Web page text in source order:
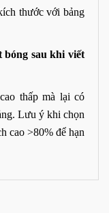
thước với bảng
bóng sau khi viết
thấp mà lại có
Lưu ý khi chọn
cao >80% để hạn